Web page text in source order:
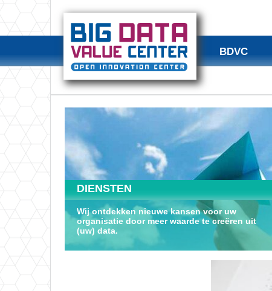
BDVC
DIENSTEN
Wij ontdekken nieuwe kansen voor uw
organisatie door meer waarde te creëren uit
(uw) data.